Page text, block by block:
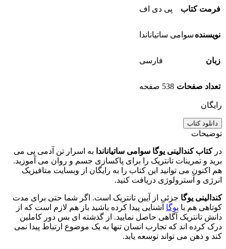
فرمت کتاب پی دی اف
نویسنده سوامی ساتیاناندا
زبان فارسی
تعداد صفحات 538 صفحه
رایگان
دانلود کتاب
توضیحات
درکتاب کندالینی یوگا سوامی ساتیاناندا به اسرار تن آدمی پی می
برید و تمرینات تانتریک را برای پاکسازی جسم و روان می آموزید.
هم اکنون می توانید این کتاب را به رایگان از وبسایت متافیزیک
انرژی و آسترولوژی دریافت کنید.
کندالینی یوگا جزئی از آیین تانتریک است. اگر شما حتی برای مدت
کوتاهی هم با یوگا آشنایی پیدا کرده باشید باز هم لازم است که از
دانش تانتریک آگاهی حاصل نمایید. از گذشته ای بس دور کاملین
درک کرده اند که تجارب انسان تنها به یک موضوع ارتباط پیدا نمی
کند و ذهن می تواند توسعه یابد.